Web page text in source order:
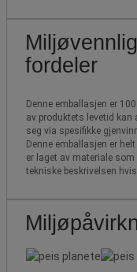
fordeler
Denne emballasjen er
av produktets levetid kan
seg via spesifikke
Denne emballasjen er
er laget av materiale
tekniske beskrivelsen